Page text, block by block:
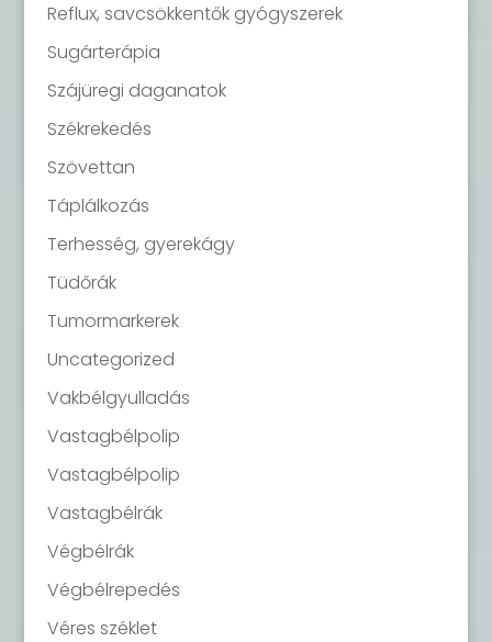
Reflux, savcsökkentők gyógyszerek
Sugárterápia
Szájüregi daganatok
Székrekedés
Szövettan
Táplálkozás
Terhesség, gyerekágy
Tüdőrák
Tumormarkerek
Uncategorized
Vakbélgyulladás
Vastagbélpolip
Vastagbélpolip
Vastagbélrák
Végbélrák
Végbélrepedés
Véres széklet